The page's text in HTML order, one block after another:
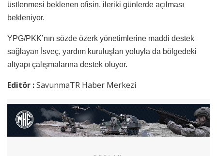
üstlenmesi beklenen ofisin, ileriki günlerde açılması
bekleniyor.
YPG/PKK’nın sözde özerk yönetimlerine maddi destek
sağlayan İsveç, yardım kuruluşları yoluyla da bölgedeki
altyapı çalışmalarına destek oluyor.
Editör :SavunmaTR Haber Merkezi